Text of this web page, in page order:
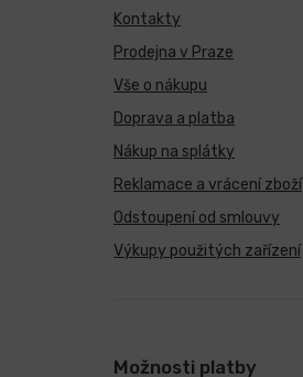
Kontakty
Prodejna v Praze
Vše o nákupu
Doprava a platba
Nákup na splátky
Reklamace a vrácení zboží
Odstoupení od smlouvy
Výkupy použitých zařízení
Možnosti platby